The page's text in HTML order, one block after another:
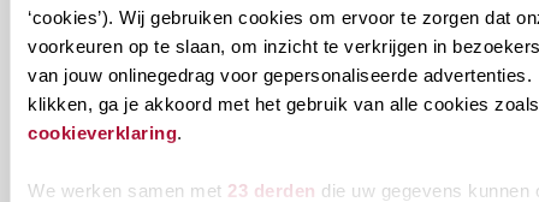
‘cookies’). Wij gebruiken cookies om ervoor te zorgen dat
voorkeuren op te slaan, om inzicht te verkrijgen in
van jouw onlinegedrag voor gepersonaliseerde advertenties.
klikken, ga je akkoord met het gebruik van alle cookies
cookieverklaring
We werken samen met 23 derden die uw gegevens kunnen
Ontvang informatie m.b.t. de vereniging en/of
ons onderwijsaanbod? Schrijf je in! Ben je al lid
van het RB? Geef dan in je profiel op Mijn RB
aan welke nieuwsbrieven je wil ontvangen.